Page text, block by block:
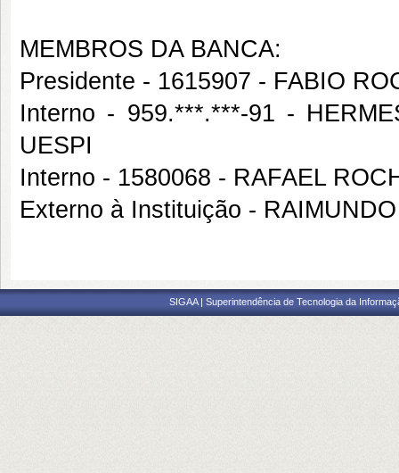
MEMBROS DA BANCA:
Presidente - 1615907 - FABIO
Interno - 959.***.***-91 -
UESPI
Interno - 1580068 - RAFAEL
Externo à Instituição -
SIGAA | Superintendência de Tecnologia da